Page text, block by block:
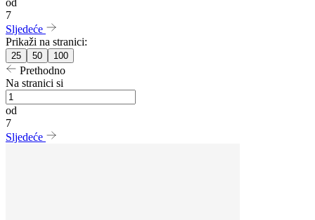
7
Sljedeće
Prikaži na stranici:
25 50 100
Prethodno
Na stranici si
od
7
Sljedeće